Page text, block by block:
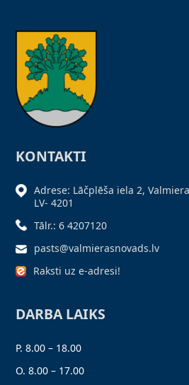
KONTAKTI
Adrese: Lāčplēša iela 2,
LV- 4201
Tālr.: 6 4207120
pasts@valmierasnovads.lv
Raksti uz e-adresi!
DARBA LAIKS
P. 8.00 – 18.00
O. 8.00 – 17.00